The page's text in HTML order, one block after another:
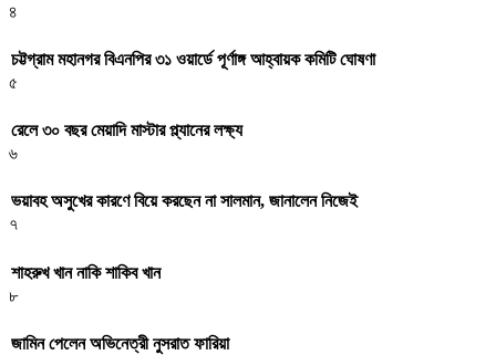
৪
চট্টগ্রাম মহানগর বিএনপির ৩১ ওয়ার্ডে পূর্ণাঙ্গ আহ্বায়ক কমিটি ঘোষণা
৫
রেলে ৩০ বছর মেয়াদি মাস্টার প্ল্যানের লক্ষ্য
৬
ভয়াবহ অসুখের কারণে বিয়ে করছেন না সালমান, জানালেন নিজেই
৭
শাহরুখ খান নাকি শাকিব খান
৮
জামিন পেলেন অভিনেত্রী নুসরাত ফারিয়া